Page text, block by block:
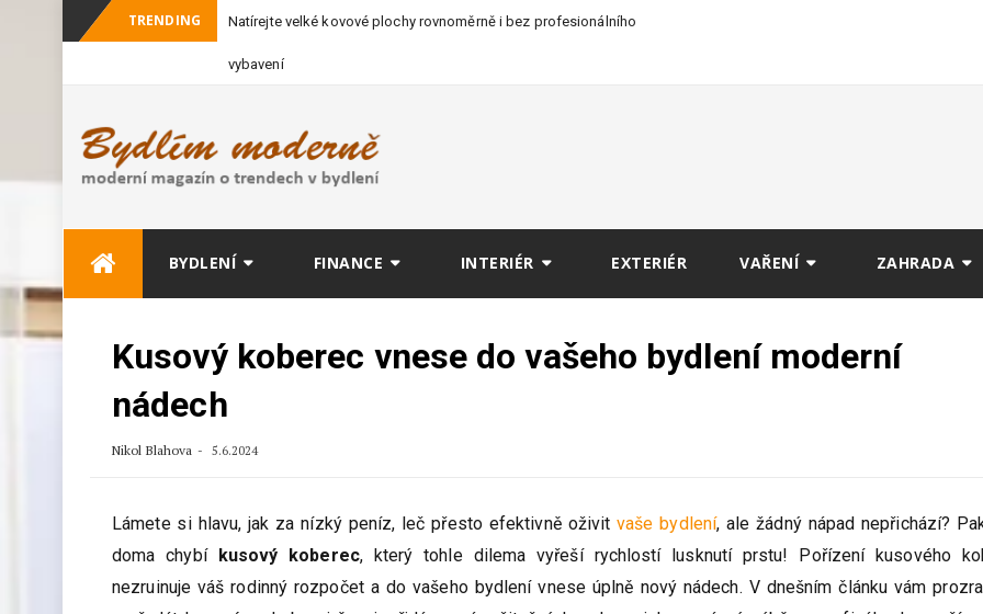
TRENDING Natírejte velké kovové plochy rovnoměrně i bez profesionálního
vybavení
BYDLENÍ FINANCE INTERIÉR EXTERIÉR VAŘENÍ ZAHRADA
Kusový koberec vnese do vašeho bydlení moderní
nádech
Nikol Blahova 5.6.2024
Lámete si hlavu, jak za nízký peníz, leč přesto efektivně oživitvaše bydlení, ale žádný nápad nepřichází?
doma chybí kusový koberec, který tohle dilema vyřeší rychlostí lusknutí prstu! Pořízení kusového
nezruinuje váš rodinný rozpočet a do vašeho bydlení vnese úplně nový nádech. V dnešním článku vám